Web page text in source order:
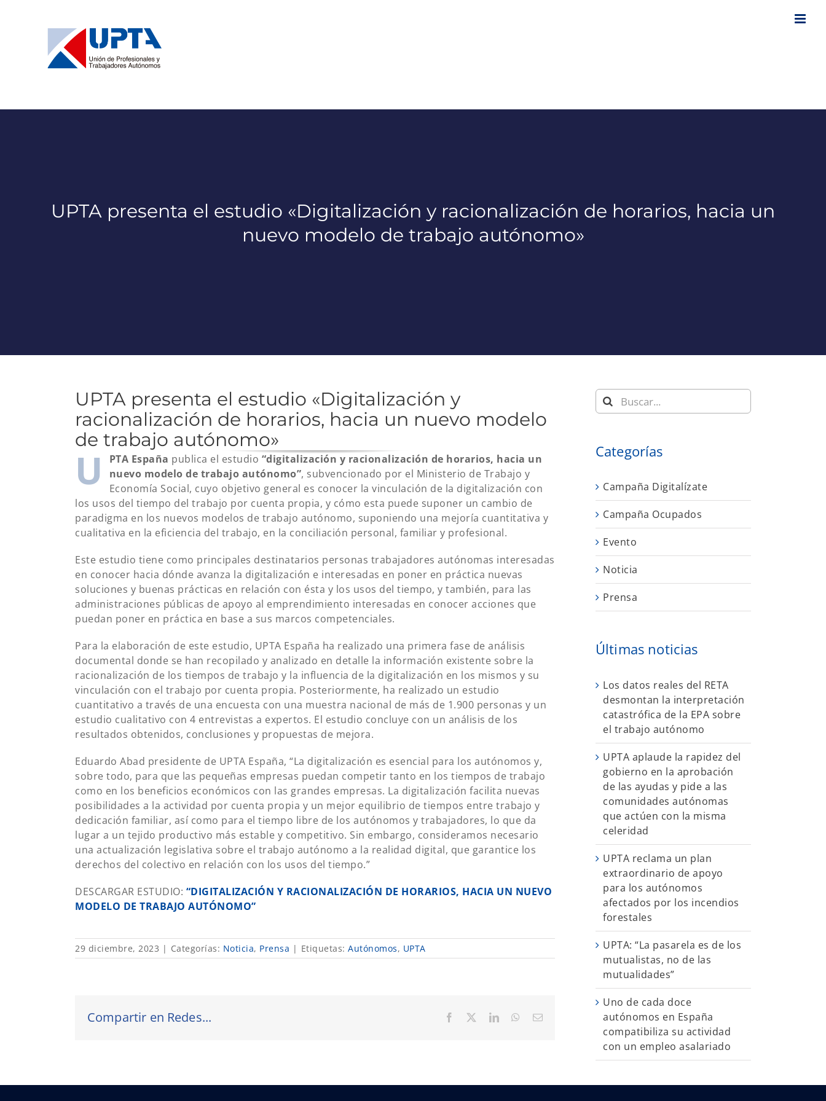
UPTA presenta el estudio «Digitalización y racionalización de horarios, hacia un
nuevo modelo de trabajo autónomo»
UPTA presenta el estudio «Digitalización y
racionalización de horarios, hacia un nuevo modelo
de trabajo autónomo»
U PTA España publica el estudio “digitalización y racionalización de horarios, hacia un
nuevo modelo de trabajo autónomo”, subvencionado por el Ministerio de Trabajo y
Economía Social, cuyo objetivo general es conocer la vinculación de la digitalización con
los usos del tiempo del trabajo por cuenta propia, y cómo esta puede suponer un cambio de
paradigma en los nuevos modelos de trabajo autónomo, suponiendo una mejoría cuantitativa y
cualitativa en la eficiencia del trabajo, en la conciliación personal, familiar y profesional.
Este estudio tiene como principales destinatarios personas trabajadores autónomas interesadas
en conocer hacia dónde avanza la digitalización e interesadas en poner en práctica nuevas
soluciones y buenas prácticas en relación con ésta y los usos del tiempo, y también, para las
administraciones públicas de apoyo al emprendimiento interesadas en conocer acciones que
puedan poner en práctica en base a sus marcos competenciales.
Para la elaboración de este estudio, UPTA España ha realizado una primera fase de análisis
documental donde se han recopilado y analizado en detalle la información existente sobre la
racionalización de los tiempos de trabajo y la influencia de la digitalización en los mismos y su
vinculación con el trabajo por cuenta propia. Posteriormente, ha realizado un estudio
cuantitativo a través de una encuesta con una muestra nacional de más de 1.900 personas y un
estudio cualitativo con 4 entrevistas a expertos. El estudio concluye con un análisis de los
resultados obtenidos, conclusiones y propuestas de mejora.
Eduardo Abad presidente de UPTA España, “La digitalización es esencial para los autónomos y,
sobre todo, para que las pequeñas empresas puedan competir tanto en los tiempos de trabajo
como en los beneficios económicos con las grandes empresas. La digitalización facilita nuevas
posibilidades a la actividad por cuenta propia y un mejor equilibrio de tiempos entre trabajo y
dedicación familiar, así como para el tiempo libre de los autónomos y trabajadores, lo que da
lugar a un tejido productivo más estable y competitivo. Sin embargo, consideramos necesario
una actualización legislativa sobre el trabajo autónomo a la realidad digital, que garantice los
derechos del colectivo en relación con los usos del tiempo.”
DESCARGAR ESTUDIO: “DIGITALIZACIÓN Y RACIONALIZACIÓN DE HORARIOS, HACIA UN NUEVO
MODELO DE TRABAJO AUTÓNOMO”
29 diciembre, 2023 | Categorías: Noticia, Prensa | Etiquetas: Autónomos, UPTA
Compartir en Redes... Facebook LinkedInWhatsApp
Correo
Buscar:
Categorías
Campaña Digitalízate
Campaña Ocupados
Evento
Noticia
Prensa
Últimas noticias
Los datos reales del RETA
desmontan la interpretación
catastrófica de la EPA sobre
el trabajo autónomo
UPTA aplaude la rapidez del
gobierno en la aprobación
de las ayudas y pide a las
comunidades autónomas
que actúen con la misma
celeridad
UPTA reclama un plan
extraordinario de apoyo
para los autónomos
afectados por los incendios
forestales
UPTA: “La pasarela es de los
mutualistas, no de las
mutualidades”
Uno de cada doce
autónomos en España
compatibiliza su actividad
con un empleo asalariado